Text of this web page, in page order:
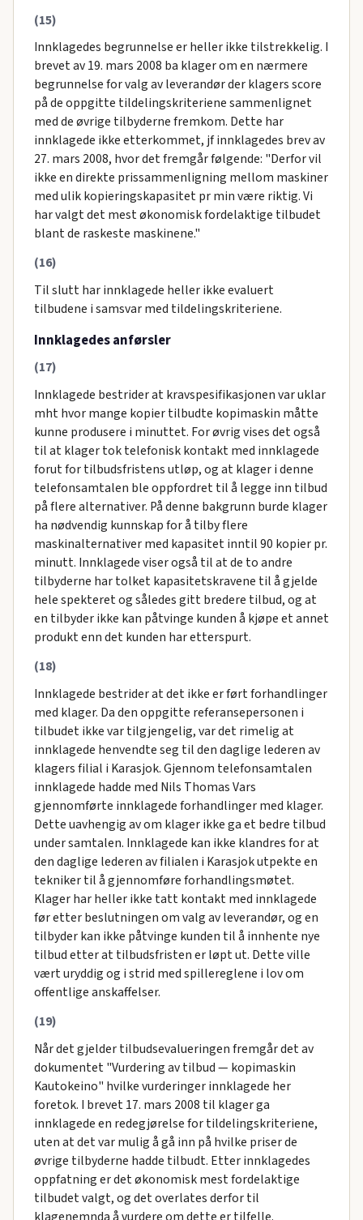
(15)
Innklagedes begrunnelse er heller ikke tilstrekkelig. I
brevet av 19. mars 2008 ba klager om en nærmere
begrunnelse for valg av leverandør der klagers score
på de oppgitte tildelingskriteriene sammenlignet
med de øvrige tilbyderne fremkom. Dette har
innklagede ikke etterkommet, jf innklagedes brev av
27. mars 2008, hvor det fremgår følgende: "Derfor vil
ikke en direkte prissammenligning mellom maskiner
med ulik kopieringskapasitet pr min være riktig. Vi
har valgt det mest økonomisk fordelaktige tilbudet
blant de raskeste maskinene."
(16)
Til slutt har innklagede heller ikke evaluert
tilbudene i samsvar med tildelingskriteriene.
Innklagedes anførsler
(17)
Innklagede bestrider at kravspesifikasjonen var uklar
mht hvor mange kopier tilbudte kopimaskin måtte
kunne produsere i minuttet. For øvrig vises det også
til at klager tok telefonisk kontakt med innklagede
forut for tilbudsfristens utløp, og at klager i denne
telefonsamtalen ble oppfordret til å legge inn tilbud
på flere alternativer. På denne bakgrunn burde klager
ha nødvendig kunnskap for å tilby flere
maskinalternativer med kapasitet inntil 90 kopier pr.
minutt. Innklagede viser også til at de to andre
tilbyderne har tolket kapasitetskravene til å gjelde
hele spekteret og således gitt bredere tilbud, og at
en tilbyder ikke kan påtvinge kunden å kjøpe et annet
produkt enn det kunden har etterspurt.
(18)
Innklagede bestrider at det ikke er ført forhandlinger
med klager. Da den oppgitte referansepersonen i
tilbudet ikke var tilgjengelig, var det rimelig at
innklagede henvendte seg til den daglige lederen av
klagers filial i Karasjok. Gjennom telefonsamtalen
innklagede hadde med Nils Thomas Vars
gjennomførte innklagede forhandlinger med klager.
Dette uavhengig av om klager ikke ga et bedre tilbud
under samtalen. Innklagede kan ikke klandres for at
den daglige lederen av filialen i Karasjok utpekte en
tekniker til å gjennomføre forhandlingsmøtet.
Klager har heller ikke tatt kontakt med innklagede
før etter beslutningen om valg av leverandør, og en
tilbyder kan ikke påtvinge kunden til å innhente nye
tilbud etter at tilbudsfristen er løpt ut. Dette ville
vært uryddig og i strid med spillereglene i lov om
offentlige anskaffelser.
(19)
Når det gjelder tilbudsevalueringen fremgår det av
dokumentet "Vurdering av tilbud — kopimaskin
Kautokeino" hvilke vurderinger innklagede her
foretok. I brevet 17. mars 2008 til klager ga
innklagede en redegjørelse for tildelingskriteriene,
uten at det var mulig å gå inn på hvilke priser de
øvrige tilbyderne hadde tilbudt. Etter innklagedes
oppfatning er det økonomisk mest fordelaktige
tilbudet valgt, og det overlates derfor til